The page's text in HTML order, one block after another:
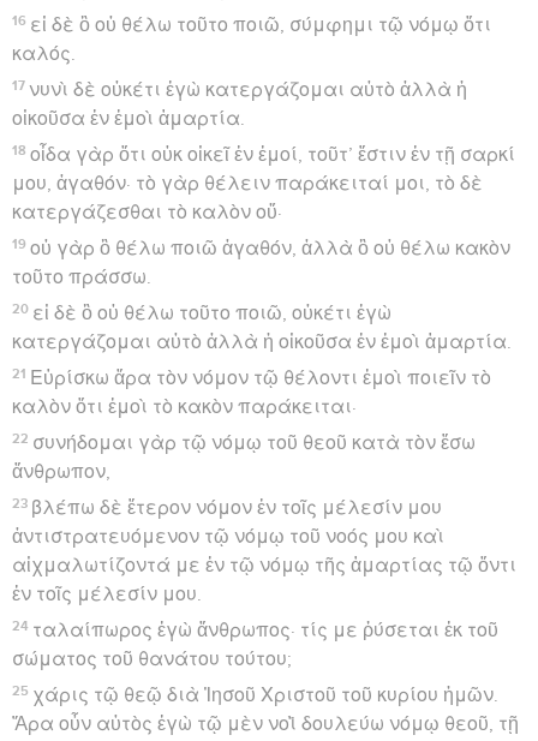
16 εἰ δὲ ὃ οὐ θέλω τοῦτο ποιῶ, σύμφημι τῷ νόμῳ ὅτι
καλός.
17 νυνὶ δὲ οὐκέτι ἐγὼ κατεργάζομαι αὐτὸ ἀλλὰ ἡ
οἰκοῦσα ἐν ἐμοὶ ἁμαρτία.
18 οἶδα γὰρ ὅτι οὐκ οἰκεῖ ἐν ἐμοί, τοῦτ’ ἔστιν ἐν τῇ σαρκί
μου, ἀγαθόν· τὸ γὰρ θέλειν παράκειταί μοι, τὸ δὲ
κατεργάζεσθαι τὸ καλὸν οὔ·
19 οὐ γὰρ ὃ θέλω ποιῶ ἀγαθόν, ἀλλὰ ὃ οὐ θέλω κακὸν
τοῦτο πράσσω.
20 εἰ δὲ ὃ οὐ θέλω τοῦτο ποιῶ, οὐκέτι ἐγὼ
κατεργάζομαι αὐτὸ ἀλλὰ ἡ οἰκοῦσα ἐν ἐμοὶ ἁμαρτία.
21 Εὑρίσκω ἄρα τὸν νόμον τῷ θέλοντι ἐμοὶ ποιεῖν τὸ
καλὸν ὅτι ἐμοὶ τὸ κακὸν παράκειται·
22 συνήδομαι γὰρ τῷ νόμῳ τοῦ θεοῦ κατὰ τὸν ἔσω
ἄνθρωπον,
23 βλέπω δὲ ἕτερον νόμον ἐν τοῖς μέλεσίν μου
ἀντιστρατευόμενον τῷ νόμῳ τοῦ νοός μου καὶ
αἰχμαλωτίζοντά με ἐν τῷ νόμῳ τῆς ἁμαρτίας τῷ ὄντι
ἐν τοῖς μέλεσίν μου.
24 ταλαίπωρος ἐγὼ ἄνθρωπος· τίς με ῥύσεται ἐκ τοῦ
σώματος τοῦ θανάτου τούτου;
25 χάρις τῷ θεῷ διὰ Ἰησοῦ Χριστοῦ τοῦ κυρίου ἡμῶν.
Ἄρα οὖν αὐτὸς ἐγὼ τῷ μὲν νοῒ δουλεύω νόμῳ θεοῦ, τῇ